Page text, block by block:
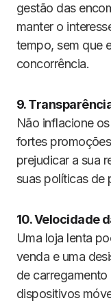
gestão das
manter o
tempo, sem que
concorrência.
9.
Não inflacione
fortes
prejudicar a sua
suas políticas de
10. Velocidade
Uma loja lenta
venda e uma
de
dispositivos